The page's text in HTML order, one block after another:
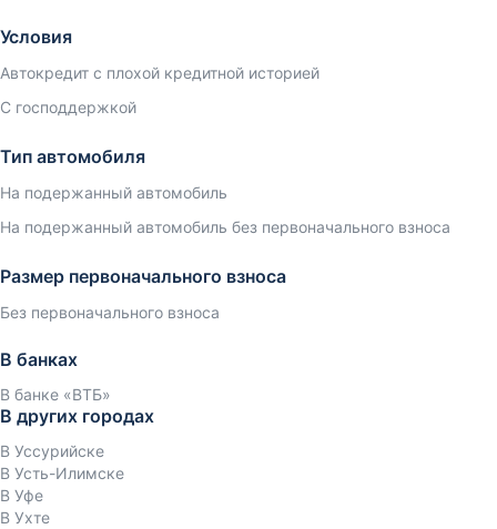
Условия
Автокредит с плохой кредитной историей
С господдержкой
Тип автомобиля
На подержанный автомобиль
На подержанный автомобиль без первоначального взноса
Размер первоначального взноса
Без первоначального взноса
В банках
В банке «ВТБ»
В других городах
В Уссурийске
В Усть-Илимске
В Уфе
В Ухте